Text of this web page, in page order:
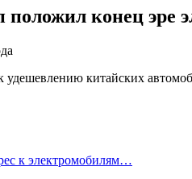
конец эре
к электромобилям…